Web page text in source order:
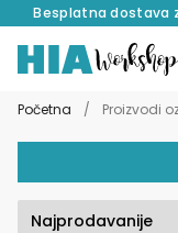
Besplatna dostava
na
do
Početna / Proizvodi